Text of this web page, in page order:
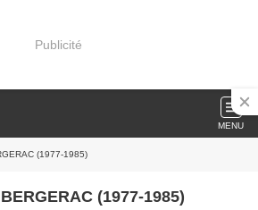
Publicité
MENU
(1977-1985)
(1977-1985)